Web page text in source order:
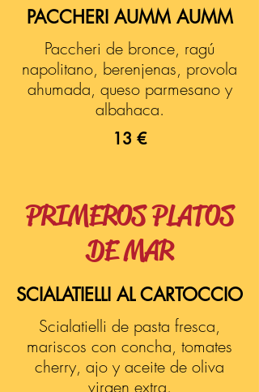
PACCHERI AUMM AUMM
Paccheri de bronce, ragú
napolitano, berenjenas, provola
ahumada, queso parmesano y
albahaca.
13 €
PRIMEROS PLATOS
DE MAR
SCIALATIELLI AL CARTOCCIO
Scialatielli de pasta fresca,
mariscos con concha, tomates
cherry, ajo y aceite de oliva
virgen extra.